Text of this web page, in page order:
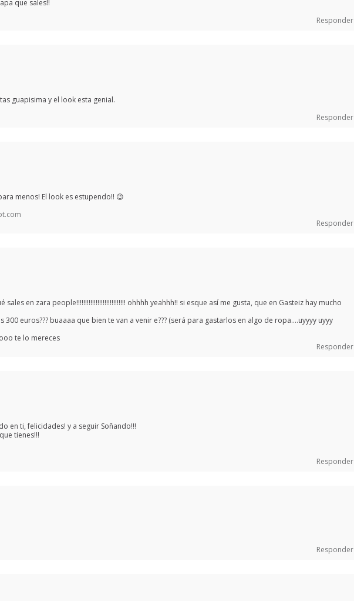
que sales!!
Responder
guapisima y el look esta genial.
Responder
menos! El look es estupendo!! 😉
Responder
sales en zara people!!!!!!!!!!!!!!!!!!!!!!!!!!!! ohhhh yeahhh!! si esque así me gusta, que en Gasteiz hay mucho
300 euros??? buaaaa que bien te van a venir e??? (será para gastarlos en algo de ropa….uyyyy uyyy
te lo mereces
Responder
en ti, felicidades! y a seguir Soñando!!!
tienes!!!
Responder
Responder